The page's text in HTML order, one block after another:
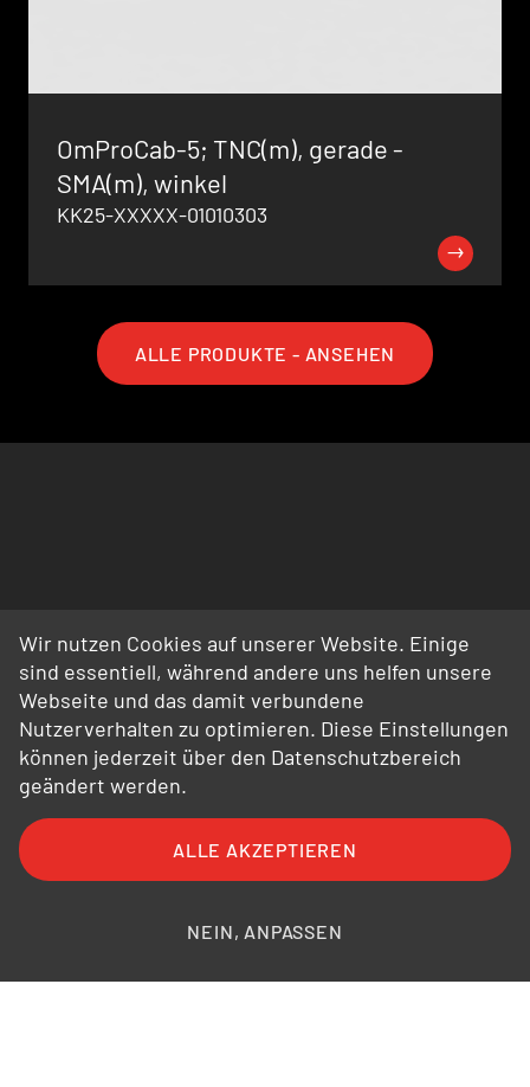
OmProCab-5; TNC(m), gerade -
SMA(m), winkel
KK25-XXXXX-01010303
ALLE PRODUKTE - ANSEHEN
FAQ AGB AEB Datenschutz Impressum
Wir nutzen Cookies auf unserer Website. Einige
sind essentiell, während andere uns helfen unsere
Webseite und das damit verbundene
Nutzerverhalten zu optimieren. Diese Einstellungen
können jederzeit über den Datenschutzbereich
geändert werden.
ALLE AKZEPTIEREN
NEIN, ANPASSEN